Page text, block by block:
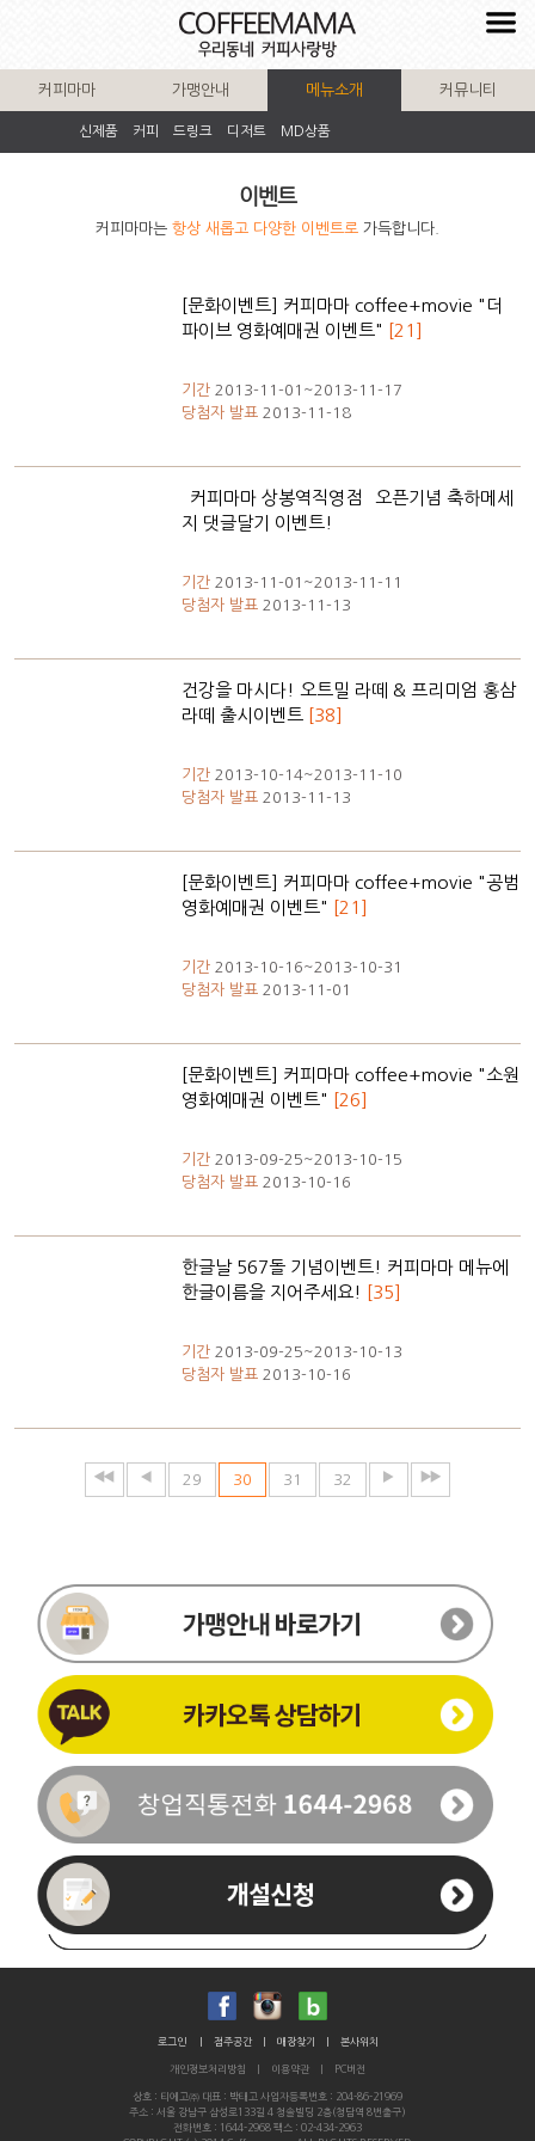
커피마마 가맹안내 메뉴소개
신제품 커피 드링크 디저트 MD상품
커뮤니티
이벤트
커피마마는 항상 새롭고 다양한 이벤트로 가득합니다.
[문화이벤트] 커피마마 coffee+movie "더
파이브 영화예매권 이벤트"
[21]
기간 2013-11-01~2013-11-17
당첨자 발표 2013-11-18
`커피마마 상봉역직영점` 오픈기념 축하메세
지 댓글달기 이벤트!
기간 2013-11-01~2013-11-11
당첨자 발표 2013-11-13
건강을 마시다! 오트밀 라떼 & 프리미엄 홍삼
라떼 출시이벤트
[38]
기간 2013-10-14~2013-11-10
당첨자 발표 2013-11-13
[문화이벤트] 커피마마 coffee+movie "공범
영화예매권 이벤트"
[21]
기간 2013-10-16~2013-10-31
당첨자 발표 2013-11-01
[문화이벤트] 커피마마 coffee+movie "소원
영화예매권 이벤트"
[26]
기간 2013-09-25~2013-10-15
당첨자 발표 2013-10-16
한글날 567돌 기념이벤트! 커피마마 메뉴에
한글이름을 지어주세요!
[35]
기간 2013-09-25~2013-10-13
당첨자 발표 2013-10-16
29 30 31 32
이름
- -
로그인 점주공간 매장찾기 본사위치
개인정보처리방침 이용약관 PC버전
상호 : 티에고㈜ 대표 : 박태고 사업자등록번호 : 204-86-21969
주소 : 서울 강남구 삼성로133길 4 청솔빌딩 2층(청담역 8번출구)
전화번호 : 1644-2968 팩스 : 02-434-2963